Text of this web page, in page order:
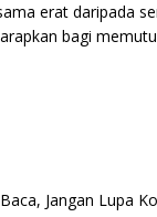
erat daripada
bagi
Jangan Lupa